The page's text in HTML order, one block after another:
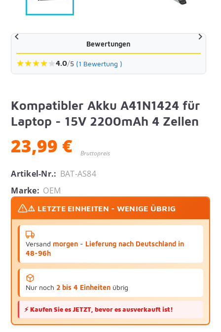
 
Bewertungen
★★★★★4.0/5 (1 Bewertung )
Kompatibler Akku A41N1424 für
Laptop - 15V 2200mAh 4 Zellen
23,99 € Bruttopreis
Artikel-Nr.: BAT-AS84
Marke: OEM
⚠️ LETZTE EINHEITEN - WENIGE ÜBRIG
Versand morgen - Lieferung nach Deutschland in
48-96h
Nur noch 2 bis 4 Einheiten übrig
⚡Kaufen Sie es JETZT, bevor es ausverkauft ist!